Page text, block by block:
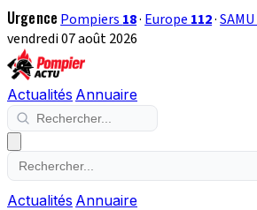
Urgence Pompiers 18· Europe 112·SAMU
vendredi 07 août 2026
Actualités Annuaire
Actualités Annuaire